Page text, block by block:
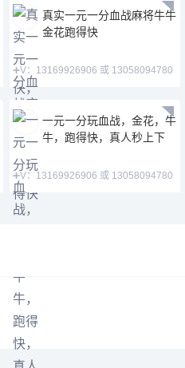
真实一元一分血战麻将牛牛
金花跑得快
➕V：13169926906 或 13058094780
QQ:3122617673 玩
一元一分玩血战，金花，牛
牛，跑得快，真人秒上下
➕V：13169926906 或 13058094780
QQ:3122617673 玩